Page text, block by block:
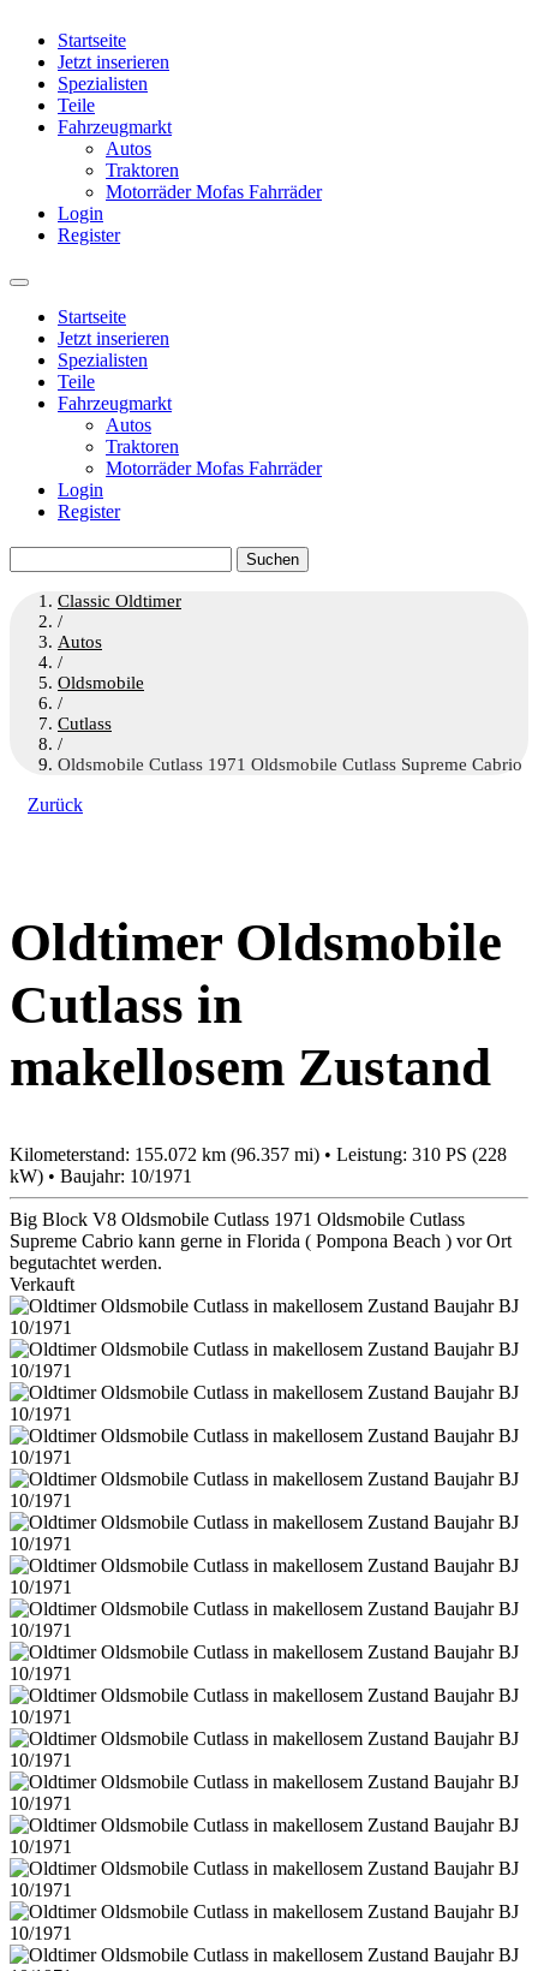
Startseite
Jetzt inserieren
Spezialisten
Teile
Fahrzeugmarkt
Autos
Traktoren
Motorräder Mofas Fahrräder
Login
Register
Startseite
Jetzt inserieren
Spezialisten
Teile
Fahrzeugmarkt
Autos
Traktoren
Motorräder Mofas Fahrräder
Login
Register
nach:
Classic Oldtimer
/
Autos
/
Oldsmobile
/
Cutlass
/
Oldsmobile Cutlass 1971 Oldsmobile Cutlass Supreme Cabrio
Zurück
Oldtimer Oldsmobile
Cutlass in
makellosem Zustand
Kilometerstand: 155.072 km (96.357 mi) • Leistung: 310 PS (228
kW) • Baujahr: 10/1971
Big Block V8 Oldsmobile Cutlass 1971 Oldsmobile Cutlass
Supreme Cabrio kann gerne in Florida ( Pompona Beach ) vor Ort
begutachtet werden.
Verkauft